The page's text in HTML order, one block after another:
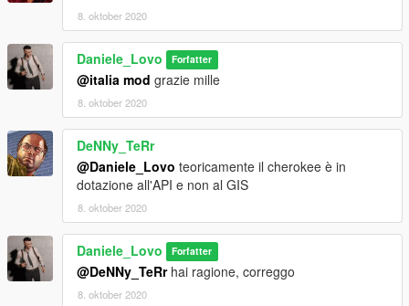
8. oktober 2020
Daniele_Lovo Forfatter
@italia mod grazie mille
8. oktober 2020
DeNNy_TeRr
@Daniele_Lovo teoricamente il cherokee è in
dotazione all'API e non al GIS
8. oktober 2020
Daniele_Lovo Forfatter
@DeNNy_TeRrhai ragione, correggo
8. oktober 2020